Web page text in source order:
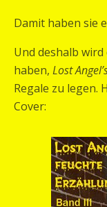
Damit haben sie
Und deshalb
haben, Lost
Regale zu legen.
Cover: